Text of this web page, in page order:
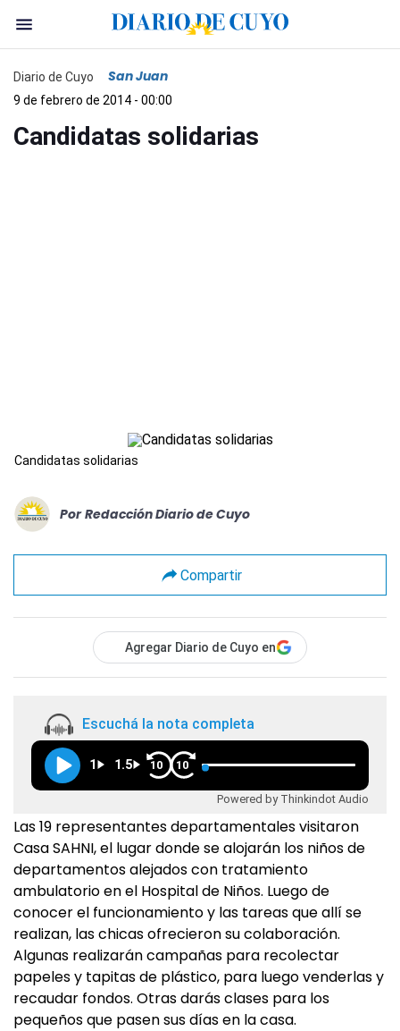
Diario de Cuyo San Juan
9 de febrero de 2014 - 00:00
Candidatas solidarias
Candidatas solidarias
Por Redacción Diario de Cuyo
Compartir
Agregar Diario de Cuyo en
Escuchá la nota completa
1 1.5 10 10
Powered by Thinkindot Audio
Las 19 representantes departamentales visitaron
Casa SAHNI, el lugar donde se alojarán los niños de
departamentos alejados con tratamiento
ambulatorio en el Hospital de Niños. Luego de
conocer el funcionamiento y las tareas que allí se
realizan, las chicas ofrecieron su colaboración.
Algunas realizarán campañas para recolectar
papeles y tapitas de plástico, para luego venderlas y
recaudar fondos. Otras darás clases para los
pequeños que pasen sus días en la casa.